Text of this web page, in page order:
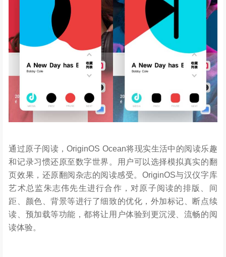
通过原子阅读，OriginOS Ocean将现实生活中的阅读乐趣
和记录习惯还原至数字世界。用户可以选择模拟真实的翻
页效果，还原翻阅杂志的阅读感受。OriginOS与汉仪字库
艺术总监朱志伟先生进行合作，对原子阅读的排版、间
距、颜色、背景等进行了细致的优化，外加标记、断点续
读、预加载等功能，都将让用户体验到更沉浸、流畅的阅
读体验。